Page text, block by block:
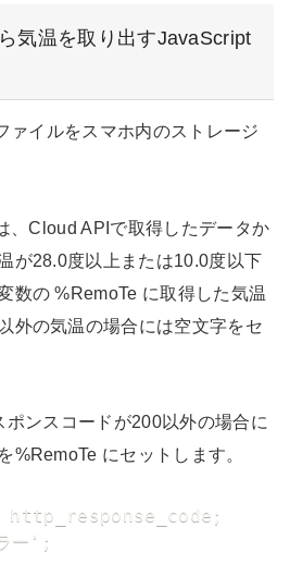
気温を取り出すJavaScript
ァイルをスマホ内のストレージ
、Cloud APIで取得したデータか
が28.0度以上または10.0度以下
数の %RemoTe に取得した気温
外の気温の場合には空文字をセ
ポンスコードが200以外の場合に
%RemoTe にセットします。
ー';